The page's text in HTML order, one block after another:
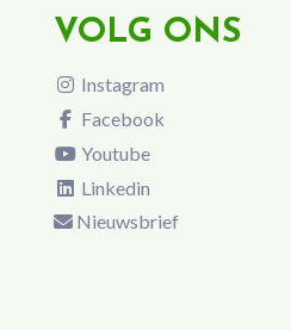
VOLG ONS
Instagram
Facebook
Youtube
Linkedin
Nieuwsbrief